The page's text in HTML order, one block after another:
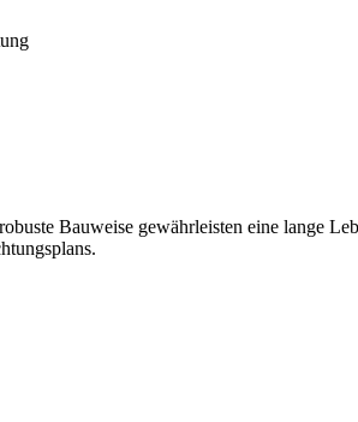
Bauweise gewährleisten eine lange